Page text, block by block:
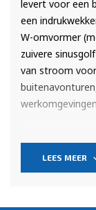
levert voor een
een
W-omvormer
zuivere
van stroom
Dankzij de
van stroom te
LEES MEER